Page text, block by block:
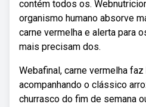
contém todos os.
organismo humano absorve
carne vermelha e alerta para
mais precisam dos.
Webafinal, carne vermelha
acompanhando o clássico
churrasco do fim de semana